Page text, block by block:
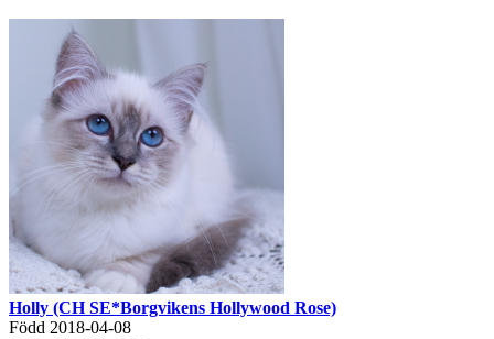
Holly (CH SE*Borgvikens Hollywood Rose)
Född 2018-04-08